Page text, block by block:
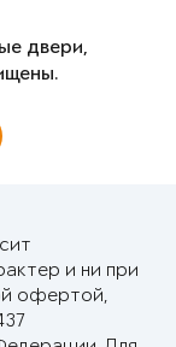
двери,
и ни при
офертой,